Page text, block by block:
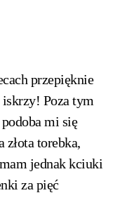
przepięknie
Poza tym
mi się
złota torebka,
jednak kciuki
za pięć